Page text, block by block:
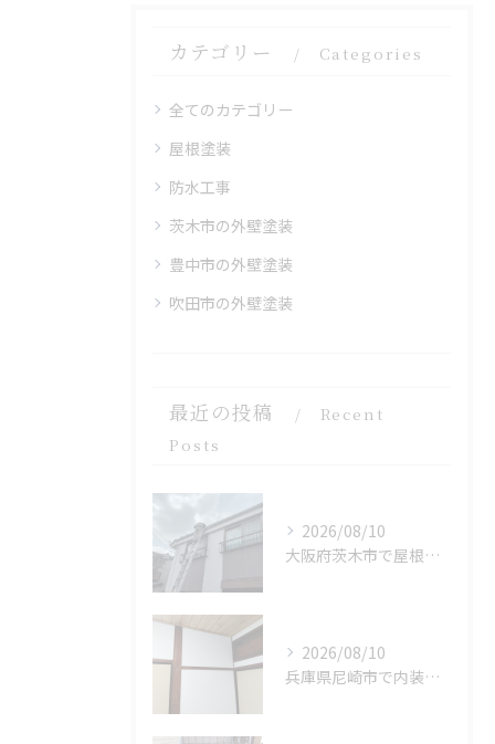
カテゴリー Categories
全てのカテゴリー
屋根塗装
防水工事
茨木市の外壁塗装
豊中市の外壁塗装
吹田市の外壁塗装
最近の投稿
Recent
Posts
2026/08/10
大阪府茨木市で屋根塗装の高圧洗浄を施工しました。
2026/08/10
兵庫県尼崎市で内装リフォームを完工しました。